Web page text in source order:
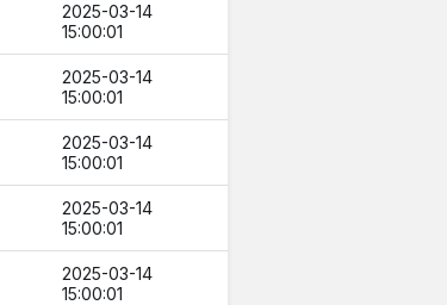
2025-03-14
15:00:01
2025-03-14
15:00:01
2025-03-14
15:00:01
2025-03-14
15:00:01
2025-03-14
15:00:01